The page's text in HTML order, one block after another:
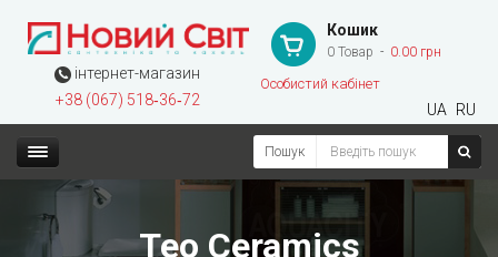
інтернет-магазин
+38 (067) 518‑36‑72
Кошик
0 Товар 0.00 грн
Особистий кабінет
UA RU
Пошук
Teo Ceramics